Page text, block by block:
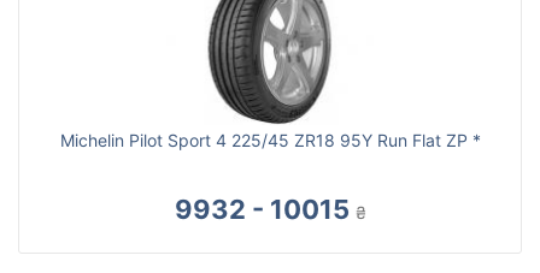
Michelin Pilot Sport 4 225/45 ZR18 95Y Run Flat ZP *
9932 - 10015 ₴